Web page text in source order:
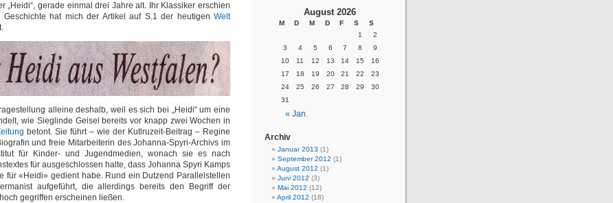
„Heidi“, gerade einmal drei Jahre alt. Ihr Klassiker erschien
Geschichte hat mich der Artikel auf S.1 der heutigen Welt
alleine deshalb, weil es sich bei „Heidi“ um eine
wie Sieglinde Geisel bereits vor knapp zwei Wochen in
betont. Sie führt – wie der Kutlruzeit-Beitrag – Regine
und freie Mitarbeiterin des Johanna-Spyri-Archivs im
für Kinder- und Jugendmedien, wonach sie es nach
für ausgeschlossen halte, dass Johanna Spyri Kamps
für «Heidi» gedient habe. Rund ein Dutzend Parallelstellen
aufgeführt, die allerdings bereits den Begriff der
gegriffen erscheinen ließen.
August 2026
M D M D F S S
« Jan.
1
2
3
4 5 6 7 8
9
10
11 12 13 14 15
16
17
18 19 20 21 22
23
24
25 26 27 28 29
30
31
Archiv
Januar 2013 (1)
September 2012 (1)
August 2012 (1)
Juni 2012 (3)
Mai 2012 (12)
April 2012 (18)